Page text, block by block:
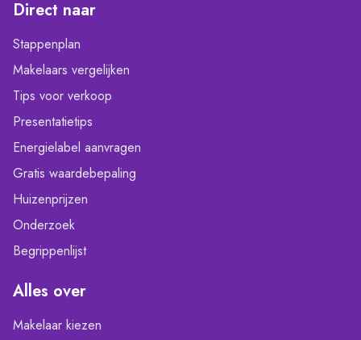
Direct naar
Stappenplan
Makelaars vergelijken
Tips voor verkoop
Presentatietips
Energielabel aanvragen
Gratis waardebepaling
Huizenprijzen
Onderzoek
Begrippenlijst
Alles over
Makelaar kiezen